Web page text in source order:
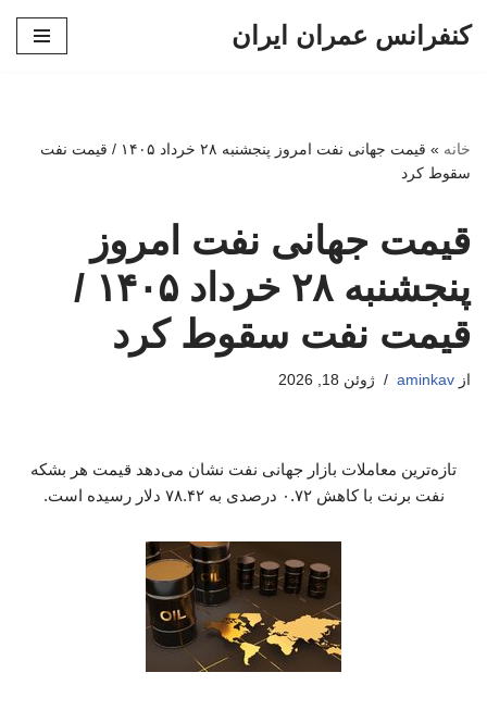
کنفرانس عمران ایران
خانه »
قیمت جهانی نفت امروز پنجشنبه ۲۸ خرداد ۱۴۰۵ / قیمت نفت
سقوط کرد
قیمت جهانی نفت امروز
پنجشنبه ۲۸ خرداد ۱۴۰۵ /
قیمت نفت سقوط کرد
از aminkav ژوئن 18, 2026
تازه‌ترین معاملات بازار جهانی نفت نشان می‌دهد قیمت هر بشکه
نفت برنت با کاهش ۰.۷۲ درصدی به ۷۸.۴۲ دلار رسیده است.